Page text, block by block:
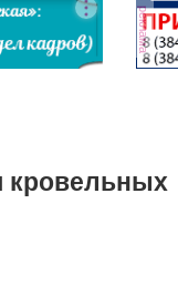
реклама
кровельных